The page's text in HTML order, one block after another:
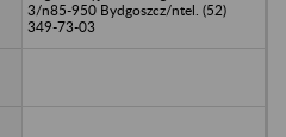
3/n85-950 Bydgoszcz/ntel. (52)
349-73-03